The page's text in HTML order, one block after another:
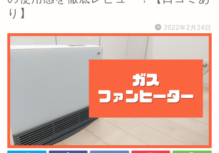
り】
2022年2月24日